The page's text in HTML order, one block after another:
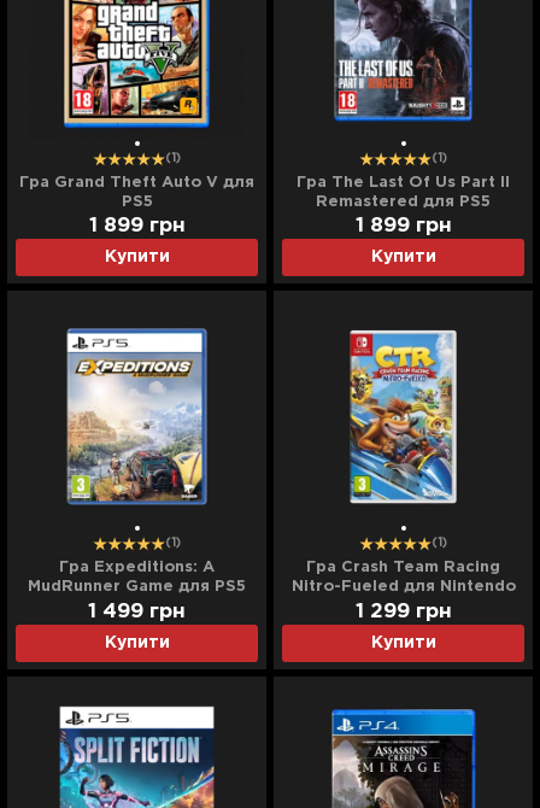
(1)
Гра Grand Theft Auto V для
PS5
Купити
1 899 грн
(1)
Гра The Last Of Us Part II
Remastered для PS5
Купити
1 899 грн
(1)
Гра Expeditions: A
MudRunner Game для PS5
Купити
1 499 грн
(1)
Гра Crash Team Racing
Nitro-Fueled для Nintendo
Switch
Купити
1 299 грн